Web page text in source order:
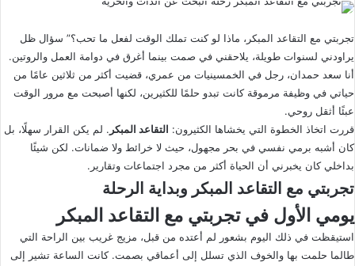
ع
ل
ى
X
ل
ر
ي
د
ك
ر
و
ن
ي
تجربتي مع التقاعد المبكر، ماذا لو كنت تملك الوقت لفعل ما تحب؟” سؤال ظل
يراودني لسنوات طويلة، يلاحقني في صمت بينما أغرق في دوامة العمل والروتين.
أنا سعد حمدان، رجل في الخمسينيات من عمري، قضيت أكثر من ثلاثين عامًا من
حياتي في وظيفة مرموقة كانت تبدو حلمًا للكثيرين، لكنها أصبحت مع مرور الوقت
عبئًا أثقل روحي.
قررت اتخاذ الخطوة التي يخشاها الكثيرون: التقاعد المبكر . لم يكن القرار سهلًا، بل
كان أشبه برمي نفسي في بحر مجهول، حيث لا خرائط ولا ضمانات. لكن شيئًا
بداخلي كان يخبرني أن الحياة أكثر من مجرد اجتماعات وتقارير.
تجربتي مع التقاعد المبكر وبداية الرحلة
يومي الأول في تجربتي مع التقاعد المبكر
استيقظت في ذلك اليوم بشعور لم أعتده من قبل، مزيج غريب بين الراحة التي
طالما حلمت بها والخوف الذي تسلل إلى أعماقي بصمت. كانت الساعة تشير إلى